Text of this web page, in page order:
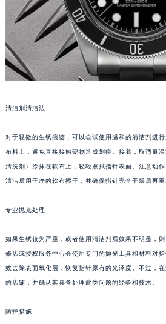
清洁剂清洁法
对于轻微的生锈痕迹，可以尝试使用温和的清洁剂进
布料上，避免直接接触硬物造成划痕。接着，取适量
清洗剂）涂抹在软布上，轻轻擦拭指针表面。注意动
清洁后用干净的软布擦干，并确保指针完全干燥后再重
专业抛光处理
如果生锈较为严重，或者使用清洁剂后效果不明显，
修店或授权服务中心会使用专门的抛光工具和材料对
效去除表面氧化层，恢复指针原有的光泽度。不过，
的店铺，并确认其具备处理此类问题的经验和技术。
防护措施